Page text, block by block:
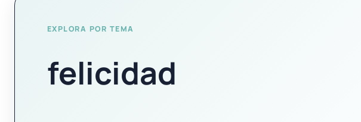
EXPLORA POR TEMA
felicidad